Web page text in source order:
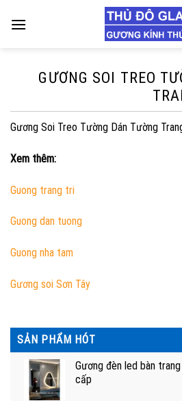
GƯƠNG SOI TREO
Gương Soi Treo Tường Dán Tường
Xem thêm:
Guong trang tri
Guong dan tuong
Guong nha tam
Gương soi Sơn Tây
SẢN PHẨM HÓT
Gương đèn led bàn
cấp